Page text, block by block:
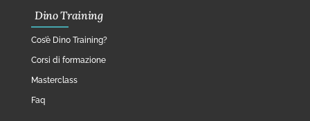
Dino Training
Cos’è Dino Training?
Corsi di formazione
Masterclass
Faq